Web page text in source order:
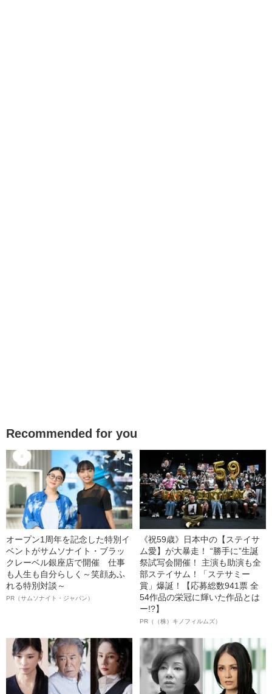
Recommended for you
オープン1周年を記念した特別イ
ベントがサムソナイト・ブラッ
クレーベル銀座店で開催 仕事
も人生も自分らしく～笑顔あふ
れる特別対談～
PR（サムソナイト・ジャパン）
《祝59歳》日本中の【ステイサ
ム愛】が大暴走！ “勝手に”生誕
祭試写会開催！ 主演も助演も全
部ステイサム！「ステサミー
賞」爆誕！【応募総数941票 全
54作品の栄冠に輝いた作品とは
ー!?】
PR（（株）キノフィルムズ）